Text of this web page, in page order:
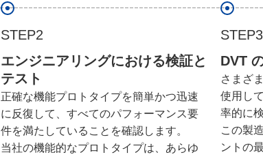
STEP2
エンジニアリングにおける検証と
テスト
正確な機能プロトタイプを簡単かつ迅速
に反復して、すべてのパフォーマンス要
件を満たしていることを確認します。
当社の機能的なプロトタイプは、あらゆ
STEP3
DVT
さまざ
使用し
率的に
この製
ントの